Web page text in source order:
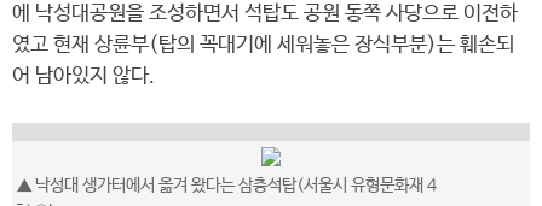
에 낙성대공원을 조성하면서 석탑도 공원 동쪽 사당으로 이전하
였고 현재 상륜부(탑의 꼭대기에 세워놓은 장식부분)는 훼손되
어 남아있지 않다.
▲ 낙성대 생가터에서 옮겨 왔다는 삼층석탑(서울시 유형문화재 4